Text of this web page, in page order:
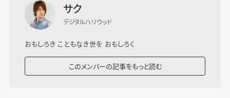
サク
デジタルハリウッド
おもしろき こともなき世を おもしろく
このメンバーの記事をもっと読む